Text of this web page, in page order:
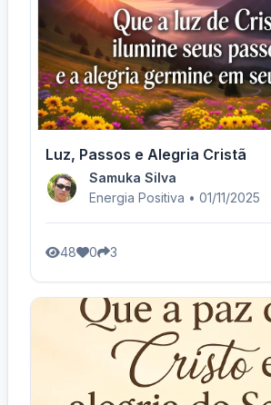
Luz, Passos e Alegria Cristã
Samuka Silva
Energia Positiva • 01/11/2025
48 0 3